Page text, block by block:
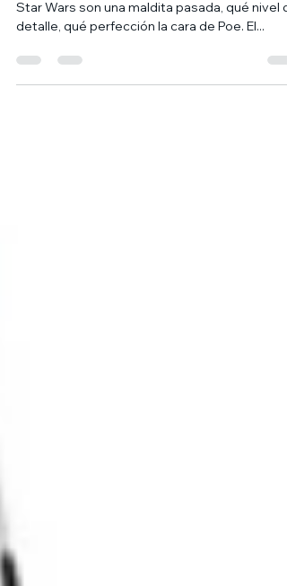
Benditos #viernesdefiguras. Estas figuras de
Star Wars son una maldita pasada, qué nivel